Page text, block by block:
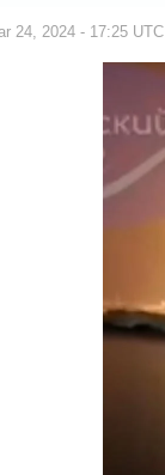
24, 2024 - 17:25 UTC